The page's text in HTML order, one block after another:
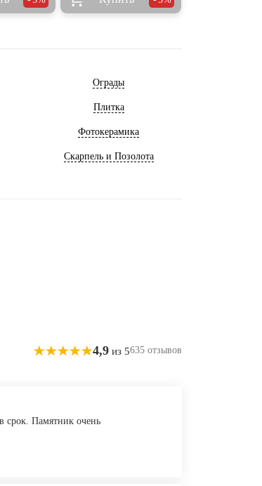
Ограды
Плитка
Фотокерамика
Скарпель и Позолота
4,9 из 5635 отзывов
срок. Памятник очень